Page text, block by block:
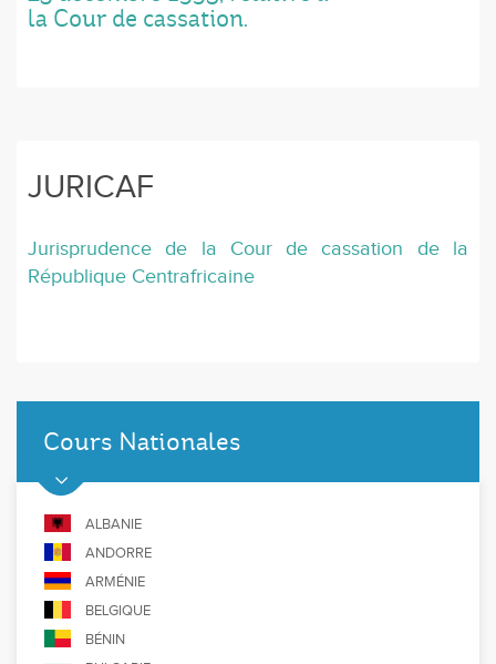
la Cour de cassation.
JURICAF
Jurisprudence de la Cour de cassation de la
République Centrafricaine
Cours Nationales
ALBANIE
ANDORRE
ARMÉNIE
BELGIQUE
BÉNIN